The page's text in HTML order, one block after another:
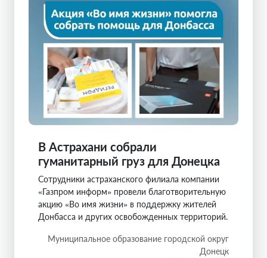
В Астрахани собрали
гуманитарный груз для Донецка
Сотрудники астраханского филиала компании
«Газпром информ» провели благотворительную
акцию «Во имя жизни» в поддержку жителей
Донбасса и других освобожденных территорий.
Муниципальное образование городской округ
Донецк